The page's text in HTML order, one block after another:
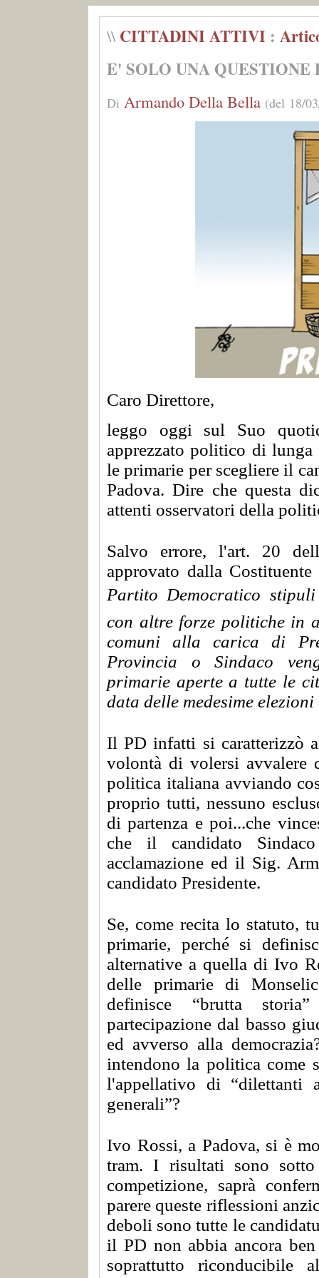
\\ CITTADINI ATTIVI :
E' SOLO UNA QUESTIONE
Di Armando Della Bella (del 18/
Caro Direttore,
leggo oggi sul Suo
apprezzato politico di
le primarie per scegliere il
Padova. Dire che questa
attenti osservatori della
Salvo errore, l'art. 20
approvato dalla
Partito Democratico
con altre forze politiche in
comuni alla carica di
Provincia o Sindaco
primarie aperte a tutte le
data delle medesime
Il PD infatti si caratterizzò
volontà di volersi avvalere
politica italiana avviando
proprio tutti, nessuno
di partenza e poi...che
che il candidato
acclamazione ed il Sig.
candidato Presidente.
Se, come recita lo statuto,
primarie, perché si
alternative a quella di Ivo
delle primarie di
definisce “brutta
partecipazione dal basso
ed avverso alla
intendono la politica come
l'appellativo di “dilettanti
generali”?
Ivo Rossi, a Padova, si è
tram. I risultati sono
competizione, saprà
parere queste riflessioni
deboli sono tutte le
il PD non abbia ancora
soprattutto riconducibile